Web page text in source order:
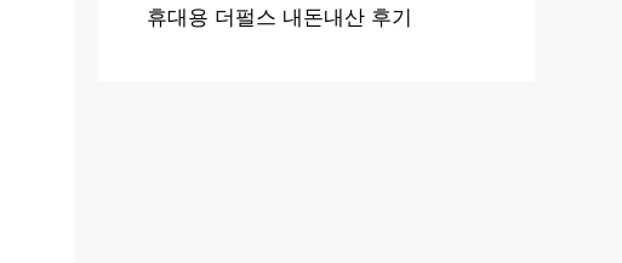
휴대용 더펄스 내돈내산 후기